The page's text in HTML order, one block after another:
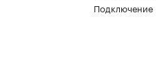
Подключение